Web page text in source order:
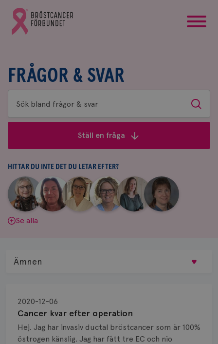
Gå
till
Bröstcancerförbundets
FRÅGOR & SVAR
Sök
bland
&
svar
Sök
Ställ en fråga
HITTAR DU INTE DET DU LETAR EFTER?
Aina
Johnsson
|
Anne
Andersson
Fredrika
Killander
|
Jeanette
Bäcklund
|
Maria
Edegran
|
Yvette
Andersson
Se alla
Cancer kvar efter operation
2020-12-06
Hej. Jag har invasiv ductal bröstcancer som är 100%
östrogen känslig. Jag har fått tre EC och nio
Ämnen
Biopsi
Biverkningar